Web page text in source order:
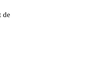
de